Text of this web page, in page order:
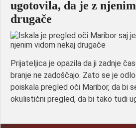
ugotovila, da je z
drugače
Prijateljica je opazila da ji zadnje
branje ne zadoščajo. Zato se je
poiskala pregled oči Maribor, da bi
okulistični pregled, da bi tako tudi